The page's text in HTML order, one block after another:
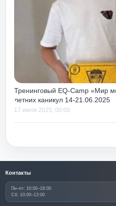
Тренинговый EQ-Camp «Мир
летних каникул 14-21.06.2025
17 июля 2025, 00:00
Контакты
Пн–пт: 10:00–18:00
Сб: 10:00–13:00